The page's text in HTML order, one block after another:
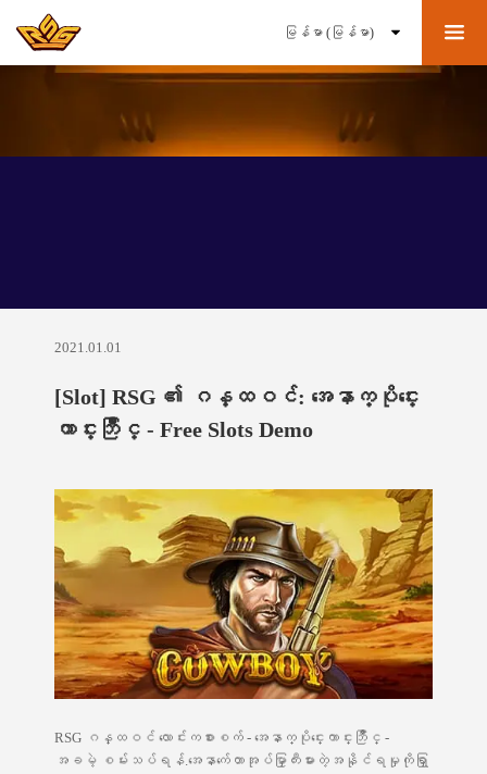
သတင်း
2021.01.01
[Slot] RSG ၏ ဂန္ထဝင်: အေနာက္ပိုင္းေ
ကာင္းဘြိဳင္ - Free Slots Demo
RSG ဂန္ထဝင် လောင်းကစားစက် - အေနာက္ပိုင္းေကာင္းဘြိဳင္ -
အခမဲ့ စမ်းသပ်ရန်.အေနာက်ေတာအုပ်မှာြကီးမားတဲ့အနိုင်ရမှုကိုရှာြ